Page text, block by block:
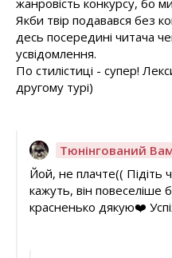
Якби твір подавався без
десь посередині читача
усвідомлення.
По стилістиці - супер!
другому турі)
Тюнінгований
Йой, не плачте(( Підіть
кажуть, він повеселіше
красненько дякую❤️